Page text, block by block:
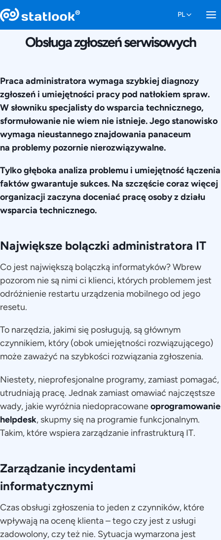
29 SIERPNIA 2017
Obsługa zgłoszeń serwisowych
Praca administratora wymaga szybkiej diagnozy
zgłoszeń i umiejętności pracy pod natłokiem spraw.
W słowniku specjalisty do wsparcia technicznego,
sformułowanie nie wiem nie istnieje. Jego stanowisko
wymaga nieustannego znajdowania panaceum
na problemy pozornie nierozwiązywalne.
Tylko głęboka analiza problemu i umiejętność łączenia
faktów gwarantuje sukces. Na szczęście coraz więcej
organizacji zaczyna doceniać pracę osoby z działu
wsparcia technicznego.
Największe bolączki administratora IT
Co jest największą bolączką informatyków? Wbrew
pozorom nie są nimi ci klienci, których problemem jest
odróżnienie restartu urządzenia mobilnego od jego
resetu.
To narzędzia, jakimi się posługują, są głównym
czynnikiem, który (obok umiejętności rozwiązującego)
może zaważyć na szybkości rozwiązania zgłoszenia.
Niestety, nieprofesjonalne programy, zamiast pomagać,
utrudniają pracę. Jednak zamiast omawiać najczęstsze
wady, jakie wyróżnia niedopracowaneoprogramowanie
helpdesk, skupmy się na programie funkcjonalnym.
Takim, które wspiera zarządzanie infrastrukturą IT.
Zarządzanie incydentami
informatycznymi
Czas obsługi zgłoszenia to jeden z czynników, które
wpływają na ocenę klienta – tego czy jest z usługi
zadowolony, czy też nie. Sytuacja wymarzona jest